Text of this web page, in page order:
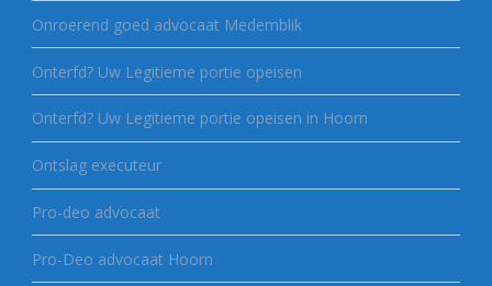
Onroerend goed advocaat Medemblik
Onterfd? Uw Legitieme portie opeisen
Onterfd? Uw Legitieme portie opeisen in Hoorn
Ontslag executeur
Pro-deo advocaat
Pro-Deo advocaat Hoorn